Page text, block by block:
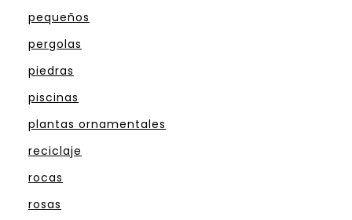
pequeños
pergolas
piedras
piscinas
plantas ornamentales
reciclaje
rocas
rosas